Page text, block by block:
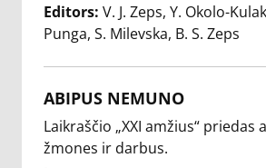
Editors: V. J. Zeps Y. Okolo-
Punga S. Milevska B. S. Zeps
ABIPUS NEMUNO
Laikraščio „XXI amžius“ priedas
žmones ir darbus.